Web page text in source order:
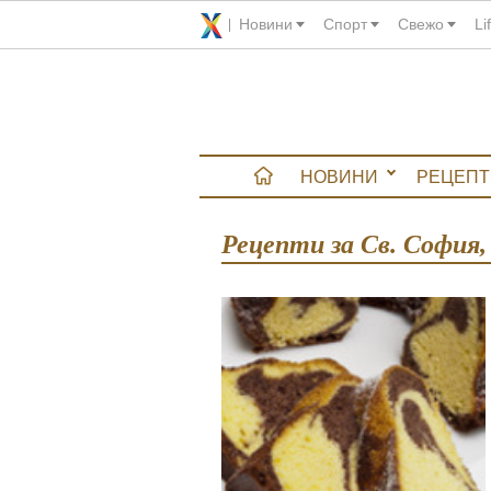
Новини Спорт Свежо
НОВИНИ
Рецепти за Св.